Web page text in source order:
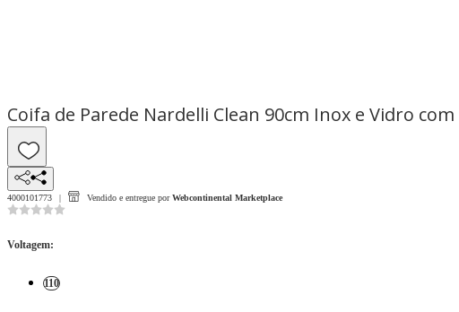
Coifa de Parede Nardelli Clean 90cm Inox e Vidro
4000101773 Vendido e entregue por Webcontinental Marketplace
Voltagem:
110